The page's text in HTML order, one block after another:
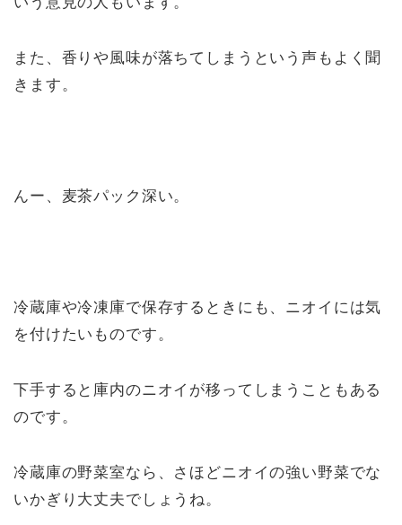
また、香りや風味が落ちてしまうという声もよく聞
きます。
んー、麦茶パック深い。
冷蔵庫や冷凍庫で保存するときにも、ニオイには気
を付けたいものです。
下手すると庫内のニオイが移ってしまうこともある
のです。
冷蔵庫の野菜室なら、さほどニオイの強い野菜でな
いかぎり大丈夫でしょうね。